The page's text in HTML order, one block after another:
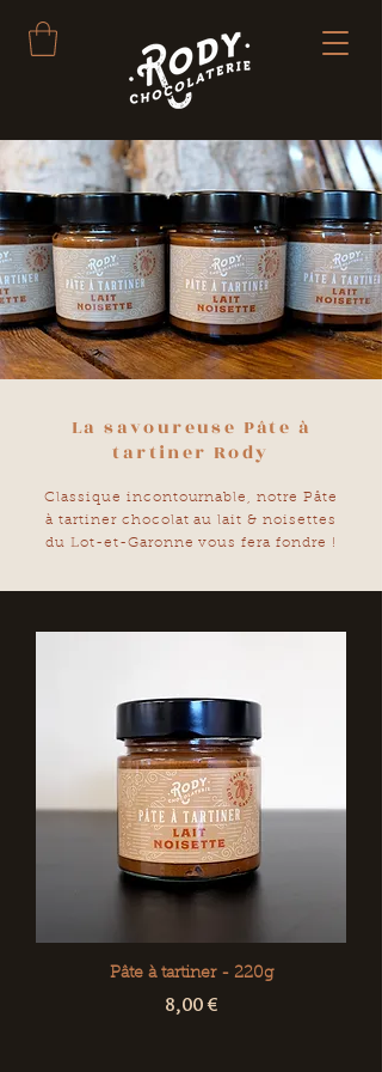
Se Connecter
La savoureuse Pâte à
tartiner Rody
Classique incontournable, notre Pâte
àtartiner chocolat au lait & noisettes
du Lot-et-Garonne vous fera fondre !
Pâte à tartiner - 220g
Prix
8,00 €